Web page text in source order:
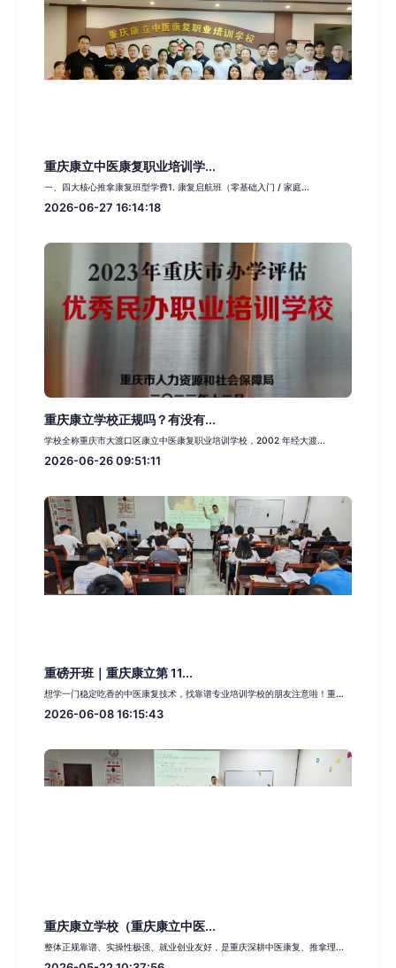
重庆康立中医康复职业培训学...
一、四大核心推拿康复班型学费1. 康复启航班（零基础入门 / 家庭...
2026-06-27 16:14:18
重庆康立学校正规吗？有没有...
学校全称重庆市大渡口区康立中医康复职业培训学校，2002 年经大渡...
2026-06-26 09:51:11
重磅开班｜重庆康立第 11...
想学一门稳定吃香的中医康复技术，找靠谱专业培训学校的朋友注意啦！重...
2026-06-08 16:15:43
重庆康立学校（重庆康立中医...
整体正规靠谱、实操性极强、就业创业友好，是重庆深耕中医康复、推拿理...